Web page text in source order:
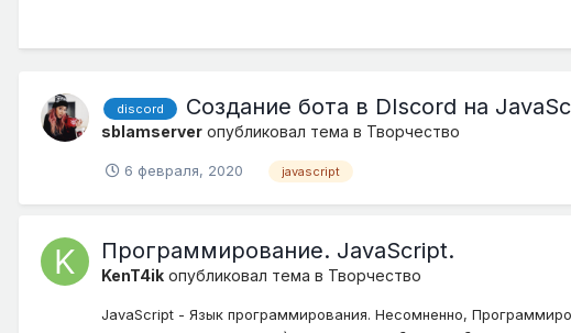
discord Создание бота в DIscord на
sblamserver опубликовал тема в Творчество
6 февраля, 2020 javascript
Программирование. JavaScript.
KenT4ik опубликовал тема в Творчество
JavaScript - Язык программирования. Несомненно,